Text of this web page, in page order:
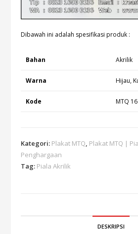
Dibawah ini adalah spesifikasi produk :
Bahan Akrilik
Warna Hijau,
Kode MTQ 16
Kategori: Plakat MTQ, Plakat MTQ |
Penghargaan
Tag: Piala Akrilik
DESKRIPSI